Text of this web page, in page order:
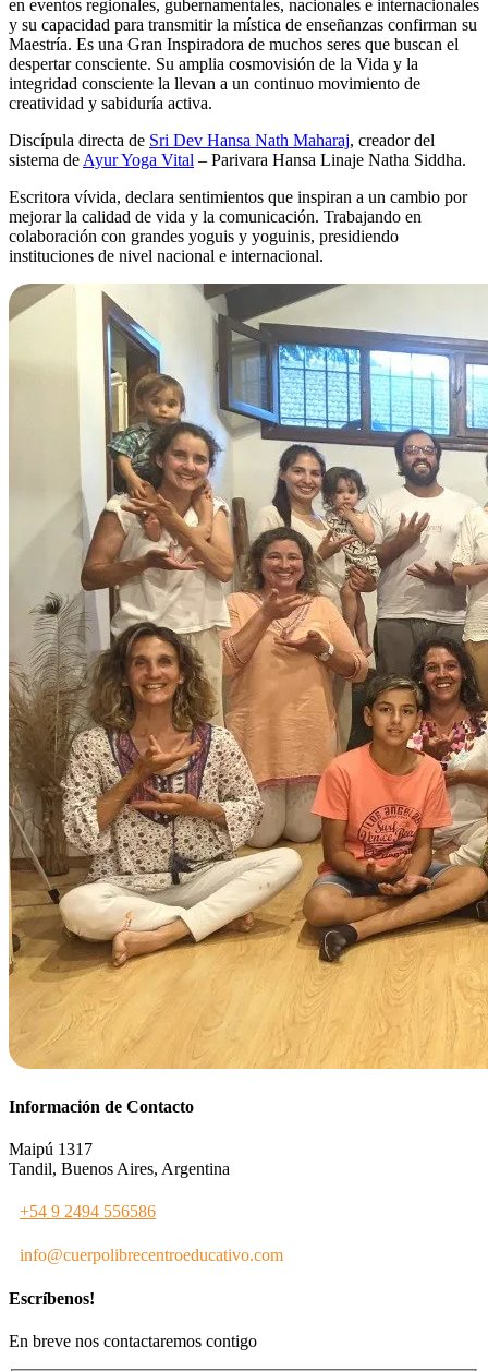
en eventos regionales, gubernamentales, nacionales e internacionales
y su capacidad para transmitir la mística de enseñanzas confirman su
Maestría. Es una Gran Inspiradora de muchos seres que buscan el
despertar consciente. Su amplia cosmovisión de la Vida y la
integridad consciente la llevan a un continuo movimiento de
creatividad y sabiduría activa.
Discípula directa de Sri Dev Hansa Nath Maharaj, creador del
sistema de Ayur Yoga Vital – Parivara Hansa Linaje Natha Siddha.
Escritora vívida, declara sentimientos que inspiran a un cambio por
mejorar la calidad de vida y la comunicación. Trabajando en
colaboración con grandes yoguis y yoguinis, presidiendo
instituciones de nivel nacional e internacional.
Información de Contacto
Maipú 1317
Tandil, Buenos Aires, Argentina
+54 9 2494 556586
info@cuerpolibrecentroeducativo.com
Escríbenos!
En breve nos contactaremos contigo